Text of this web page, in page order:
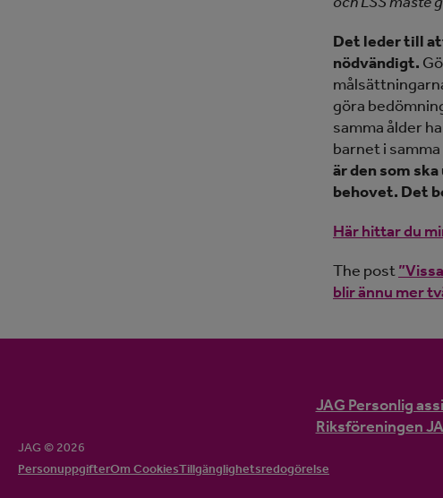
Det leder till
nödvändigt.
göra
samma ålder
barnet i
är den som
behovet. Det
Här hittar du
The post
blir ännu mer
JAG Personlig
Riksföreningen
JAG © 2026
PersonuppgifterOm CookiesTillgänglighetsredogörelse